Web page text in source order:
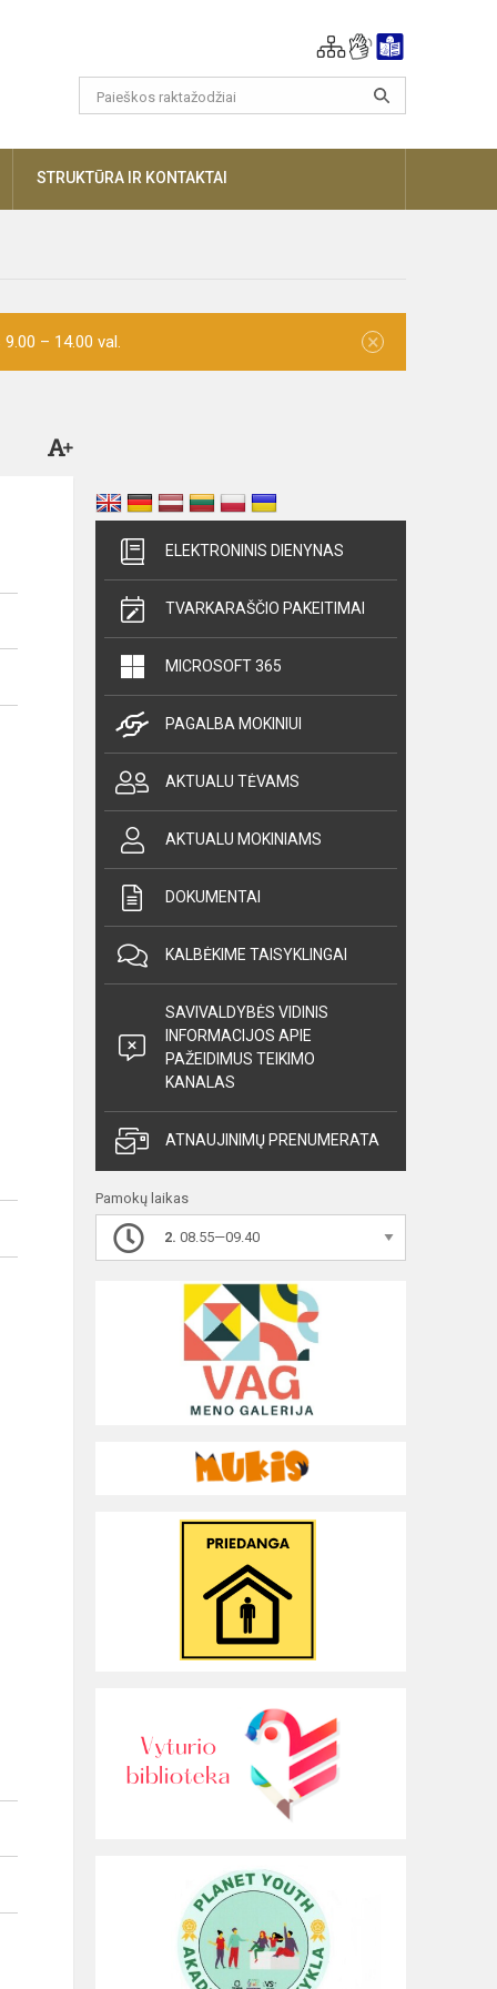
STRUKTŪRA IR KONTAKTAI
– 14.00 val. ×
ELEKTRONINIS DIENYNAS
TVARKARAŠČIO PAKEITIMAI
MICROSOFT 365
PAGALBA MOKINIUI
AKTUALU TĖVAMS
AKTUALU MOKINIAMS
DOKUMENTAI
KALBĖKIME TAISYKLINGAI
SAVIVALDYBĖS VIDINIS
INFORMACIJOS APIE
PAŽEIDIMUS TEIKIMO
KANALAS
ATNAUJINIMŲ PRENUMERATA
Pamokų laikas
2. 08.55—09.40